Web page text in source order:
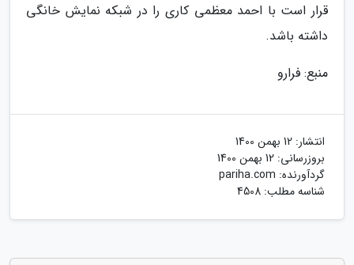
قرار است با احمد معظمی کاری را در شبکه نمایش خانگی
داشته باشد.
منبع: فرارو
انتشار: 12 بهمن 1400
بروزرسانی: 12 بهمن 1400
گردآورنده: pariha.com
شناسه مطلب: 4508